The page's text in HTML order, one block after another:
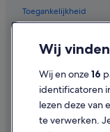
All-Inclusive in
Riu Hotels in
Hotels in
Villa's in Torremolinos
B&B in Alhaurin el
Toegankelijkheid
Cookies
Juridische informatie/
Inhoudsrichtlijnen en
Wij
Wij en onze16
identificatoren
lezen deze van
te verwerken.